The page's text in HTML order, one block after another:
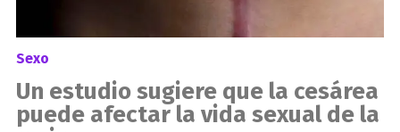
Sexo
Un estudio sugiere que la cesárea
puede afectar la vida sexual de la